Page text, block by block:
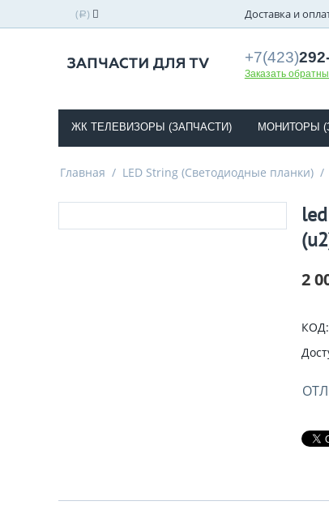
( Р ) Доставка и
+7(423)
Заказать
ЖК ТЕЛЕВИЗОРЫ (ЗАПЧАСТИ) МОНИТОРЫ
Главная / LED String (Светодиодные планки) /
2
КОД: